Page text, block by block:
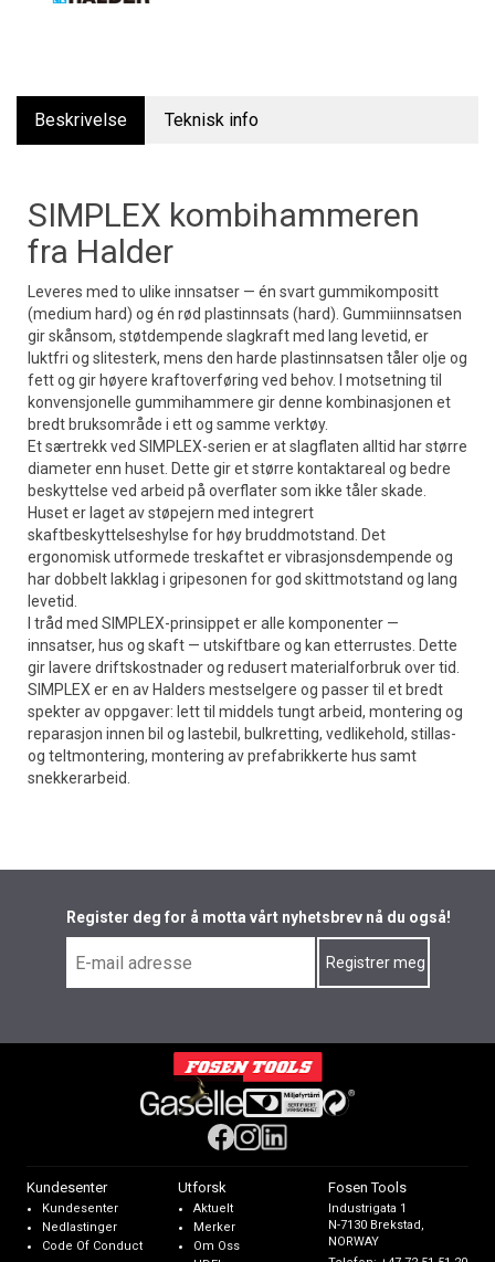
Beskrivelse Teknisk info
SIMPLEX kombihammeren
fra Halder
Leveres med to ulike innsatser — én svart gummikompositt
(medium hard) og én rød plastinnsats (hard). Gummiinnsatsen
gir skånsom, støtdempende slagkraft med lang levetid, er
luktfri og slitesterk, mens den harde plastinnsatsen tåler olje og
fett og gir høyere kraftoverføring ved behov. I motsetning til
konvensjonelle gummihammere gir denne kombinasjonen et
bredt bruksområde i ett og samme verktøy.
Et særtrekk ved SIMPLEX-serien er at slagflaten alltid har større
diameter enn huset. Dette gir et større kontaktareal og bedre
beskyttelse ved arbeid på overflater som ikke tåler skade.
Huset er laget av støpejern med integrert
skaftbeskyttelseshylse for høy bruddmotstand. Det
ergonomisk utformede treskaftet er vibrasjonsdempende og
har dobbelt lakklag i gripesonen for god skittmotstand og lang
levetid.
I tråd med SIMPLEX-prinsippet er alle komponenter —
innsatser, hus og skaft — utskiftbare og kan etterrustes. Dette
gir lavere driftskostnader og redusert materialforbruk over tid.
SIMPLEX er en av Halders mestselgere og passer til et bredt
spekter av oppgaver: lett til middels tungt arbeid, montering og
reparasjon innen bil og lastebil, bulkretting, vedlikehold, stillas-
og teltmontering, montering av prefabrikkerte hus samt
snekkerarbeid.
Register deg for å motta vårt nyhetsbrev nå du også!
Kundesenter
Kundesenter
Nedlastinger
Code Of Conduct
Utforsk
Aktuelt
Merker
Om Oss
Fosen Tools
Industrigata 1
N-7130 Brekstad,
NORWAY